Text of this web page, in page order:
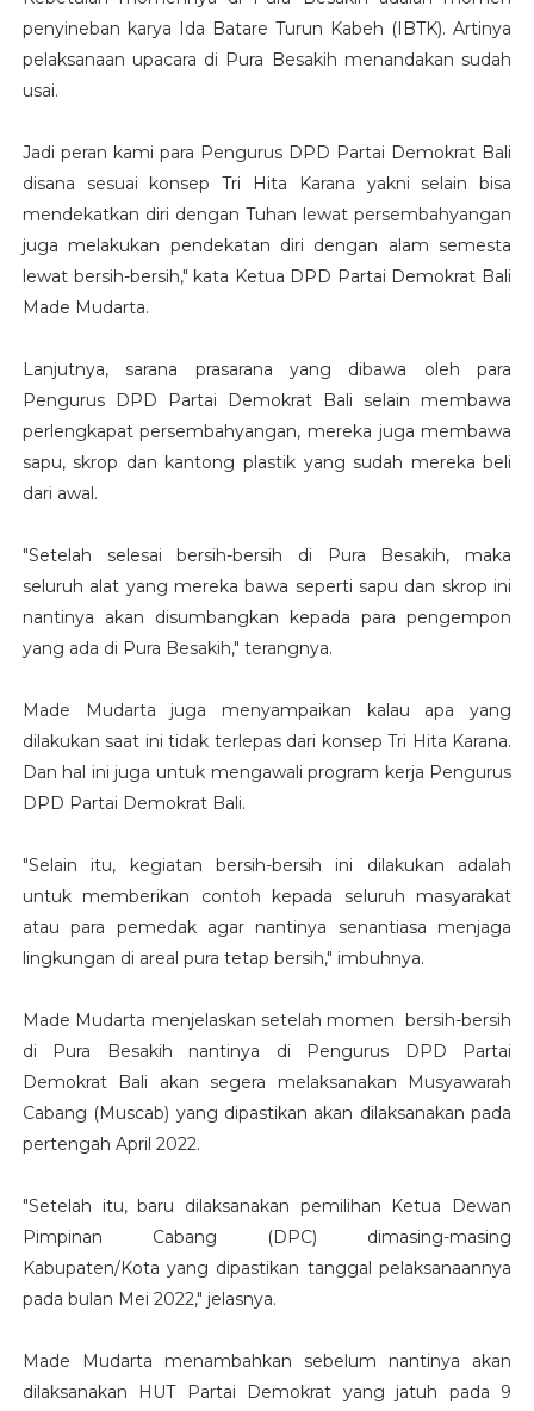
penyineban karya Ida Batare Turun Kabeh (IBTK). Artinya
pelaksanaan upacara di Pura Besakih menandakan sudah
usai.
Jadi peran kami para Pengurus DPD Partai Demokrat Bali
disana sesuai konsep Tri Hita Karana yakni selain bisa
mendekatkan diri dengan Tuhan lewat persembahyangan
juga melakukan pendekatan diri dengan alam semesta
lewat bersih-bersih," kata Ketua DPD Partai Demokrat Bali
Made Mudarta.
Lanjutnya, sarana prasarana yang dibawa oleh para
Pengurus DPD Partai Demokrat Bali selain membawa
perlengkapat persembahyangan, mereka juga membawa
sapu, skrop dan kantong plastik yang sudah mereka beli
dari awal.
"Setelah selesai bersih-bersih di Pura Besakih, maka
seluruh alat yang mereka bawa seperti sapu dan skrop ini
nantinya akan disumbangkan kepada para pengempon
yang ada di Pura Besakih," terangnya.
Made Mudarta juga menyampaikan kalau apa yang
dilakukan saat ini tidak terlepas dari konsep Tri Hita Karana.
Dan hal ini juga untuk mengawali program kerja Pengurus
DPD Partai Demokrat Bali.
"Selain itu, kegiatan bersih-bersih ini dilakukan adalah
untuk memberikan contoh kepada seluruh masyarakat
atau para pemedak agar nantinya senantiasa menjaga
lingkungan di areal pura tetap bersih," imbuhnya.
Made Mudarta menjelaskan setelah momen bersih-bersih
di Pura Besakih nantinya di Pengurus DPD Partai
Demokrat Bali akan segera melaksanakan Musyawarah
Cabang (Muscab) yang dipastikan akan dilaksanakan pada
pertengah April 2022.
"Setelah itu, baru dilaksanakan pemilihan Ketua Dewan
Pimpinan Cabang (DPC) dimasing-masing
Kabupaten/Kota yang dipastikan tanggal pelaksanaannya
pada bulan Mei 2022," jelasnya.
Made Mudarta menambahkan sebelum nantinya akan
dilaksanakan HUT Partai Demokrat yang jatuh pada 9